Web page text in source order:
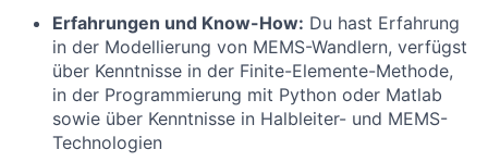
Erfahrungen und Know-How: Du hast Erfahrung
in der Modellierung von MEMS-Wandlern, verfügst
über Kenntnisse in der Finite-Elemente-Methode,
in der Programmierung mit Python oder Matlab
sowie über Kenntnisse in Halbleiter- und MEMS-
Technologien